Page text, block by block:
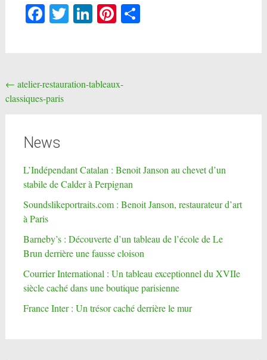
Facebook
Twitter
LinkedIn
Pinterest
Partager
Post
navigation
← atelier-restauration-tableaux-
classiques-paris
News
L’Indépendant Catalan : Benoit Janson au chevet d’un
stabile de Calder à Perpignan
Soundslikeportraits.com : Benoit Janson, restaurateur d’art
à Paris
Barneby’s : Découverte d’un tableau de l’école de Le
Brun derrière une fausse cloison
Courrier International : Un tableau exceptionnel du XVIIe
siècle caché dans une boutique parisienne
France Inter : Un trésor caché derrière le mur